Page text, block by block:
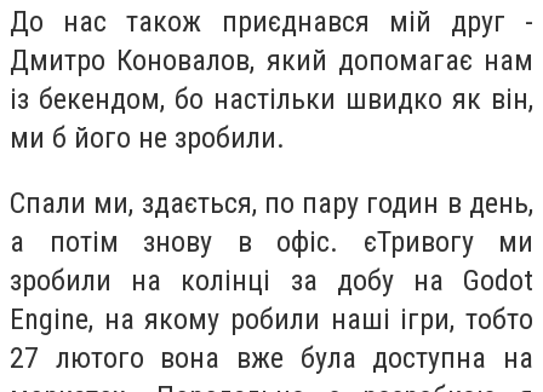
До нас також приєднався мій друг -
Дмитро Коновалов, який допомагає нам
із бекендом, бо настільки швидко як він,
ми б його не зробили.
Спали ми, здається, по пару годин в день,
а потім знову в офіс. єТривогу ми
зробили на колінці за добу на Godot
Engine, на якому робили наші ігри, тобто
27 лютого вона вже була доступна на